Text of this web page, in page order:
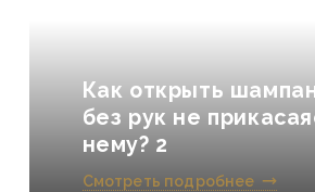
Как открыть
без рук не
нему? 2
Смотреть подробнее